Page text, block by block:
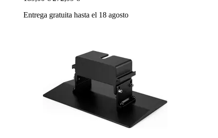
Entrega gratuita hasta el 18 agosto